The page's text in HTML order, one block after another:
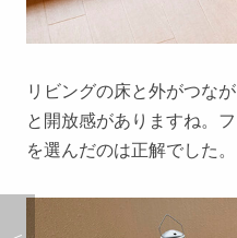
リビングの床と外がつな
と開放感がありますね。
を選んだのは正解でした。